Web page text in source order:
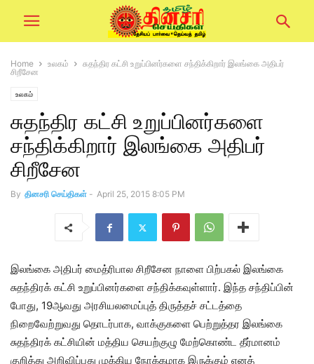
Home உலகம்
சுதந்திர கட்சி உறுப்பினர்களை சந்திக்கிறார் இலங்கை அதிபர்
சிறீசேன
உலகம்
சுதந்திர கட்சி உறுப்பினர்களை
சந்திக்கிறார் இலங்கை அதிபர்
சிறீசேன
By தினசரி செய்திகள் - April 25, 2015 8:05 PM
இலங்கை அதிபர் மைத்ரிபால சிறீசேன நாளை பிற்பகல் இலங்கை
சுதந்திரக் கட்சி உறுப்பினர்களை சந்திக்கவுள்ளார். இந்த சந்திப்பின்
போது, 19ஆவது அரசியலமைப்புத் திருத்தச் சட்டத்தை
நிறைவேற்றுவது தொடர்பாக, வாக்குகளை பெற்றுத்தர இலங்கை
சுதந்திரக் கட்சியின் மத்திய செயற்குழு மேற்கொண்ட தீர்மானம்
குறித்து அறிவிப்பது முக்கிய நோக்கமாக இருக்கும் எனத்